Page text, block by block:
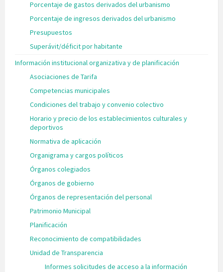
Porcentaje de gastos derivados del urbanismo
Porcentaje de ingresos derivados del urbanismo
Presupuestos
Superávit/déficit por habitante
Información institucional organizativa y de planificación
Asociaciones de Tarifa
Competencias municipales
Condiciones del trabajo y convenio colectivo
Horario y precio de los establecimientos culturales y
deportivos
Normativa de aplicación
Organigrama y cargos políticos
Órganos colegiados
Órganos de gobierno
Órganos de representación del personal
Patrimonio Municipal
Planificación
Reconocimiento de compatibilidades
Unidad de Transparencia
Informes solicitudes de acceso a la información